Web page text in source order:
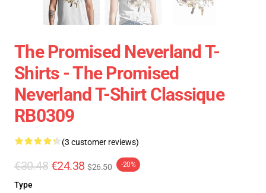
The Promised Neverland T-
Shirts - The Promised
Neverland T-Shirt Classique
RB0309
(3 customer reviews)
€30.48 €24.38 $26.50 -20%
Type